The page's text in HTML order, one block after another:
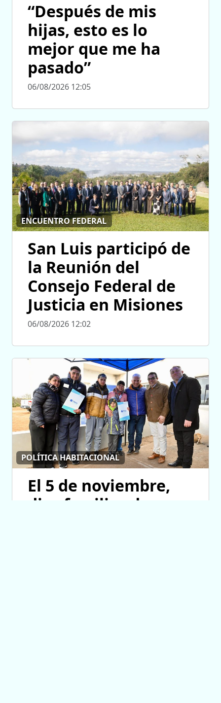
“Después de mis
hijas, esto es lo
mejor que me ha
pasado”
06/08/2026 12:05
ENCUENTRO FEDERAL
San Luis participó de
la Reunión del
Consejo Federal de
Justicia en Misiones
06/08/2026 12:02
POLÍTICA HABITACIONAL
El 5 de noviembre,
diez familias de